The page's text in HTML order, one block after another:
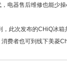
器售后维修也能少操
次发布的CHiQ冰箱共
费者也可到线下美菱